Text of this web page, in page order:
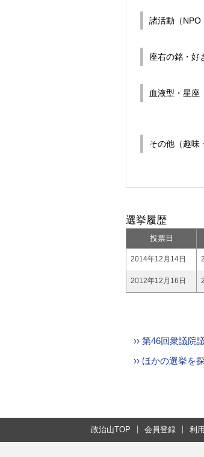
諸活動（NPO
座右の銘・好
血液型・星座
その他（趣味
選挙履歴
投票日
2014年12月14日
2012年12月16日
›› 第46回衆議院
›› ほかの選挙を
政治山TOP 会員登録 利